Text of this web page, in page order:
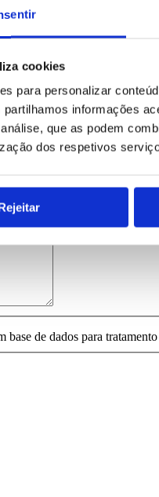
cookies
para personalizar
partilhamos informações
que as podem
dos respetivos
inalterado.
base de dados para